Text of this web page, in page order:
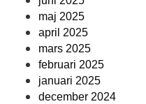
maj 2025
april 2025
mars 2025
februari 2025
januari 2025
december 2024